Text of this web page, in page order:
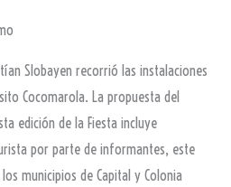
Slobayen recorrió las instalaciones
Cocomarola. La propuesta del
edición de la Fiesta incluye
por parte de informantes, este
municipios de Capital y Colonia